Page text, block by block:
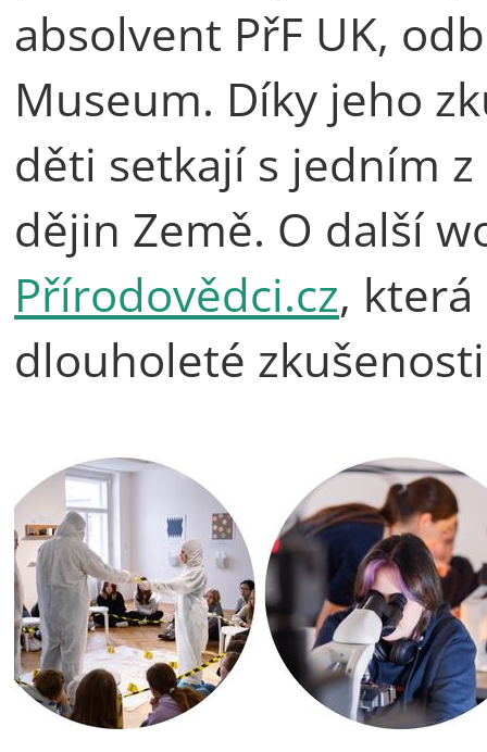
absolvent PřF UK,
Museum. Díky jeho
děti setkají s jedním
dějin Země. O další
Přírodovědci.cz,
dlouholeté